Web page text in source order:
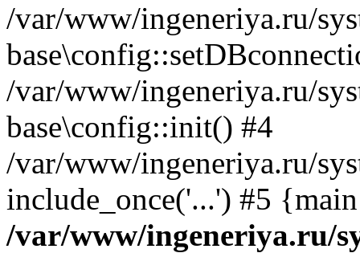
/var/www/ingeneriya.ru/
/var/www/ingeneriya.ru/
base\config::init() #4
/var/www/ingeneriya.ru/
include_once('...') #5
/var/www/ingeneriya.ru/